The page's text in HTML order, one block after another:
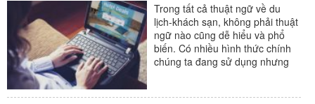
Trong tất cả thuật ngữ về du
lịch-khách sạn, không phải thuật
ngữ nào cũng dễ hiểu và phổ
biến. Có nhiều hình thức chính
chúng ta đang sử dụng nhưng